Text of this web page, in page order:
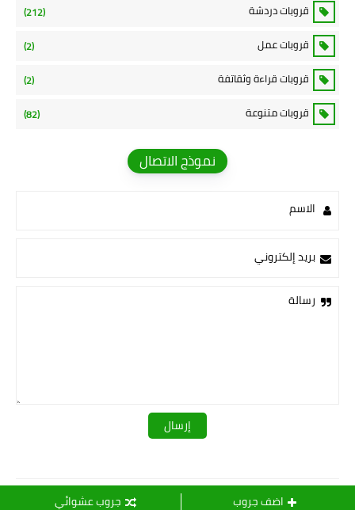
اضف جروب جروب عشوائي
قروبات دردشة (212)
قروبات عمل (2)
قروبات قراءة وثقاتفة (2)
قروبات متنوعة (82)
نموذج الاتصال
الاسم
بريد إلكتروني
رسالة
قـــــروبات ســ💛ــيدرا